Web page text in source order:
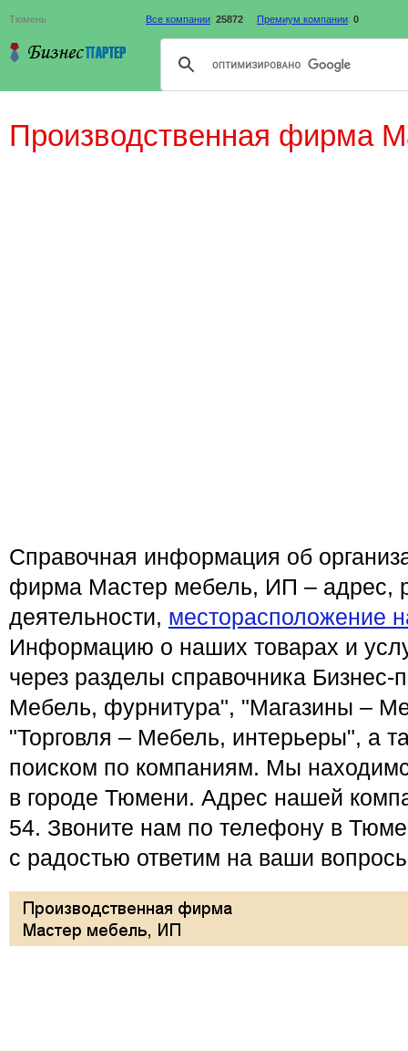
Тюмень Все компании: 25872 Премиум компании: 0
Производственная фирма
Справочная информация об
фирма Мастер мебель, ИП – адрес,
деятельности, месторасположение
Информацию о наших товарах и
через разделы справочника Бизнес-
Мебель, фурнитура", "Магазины –
"Торговля – Мебель, интерьеры", а
поиском по компаниям. Мы
в городе Тюмени. Адрес нашей
54. Звоните нам по телефону в
с радостью ответим на ваши